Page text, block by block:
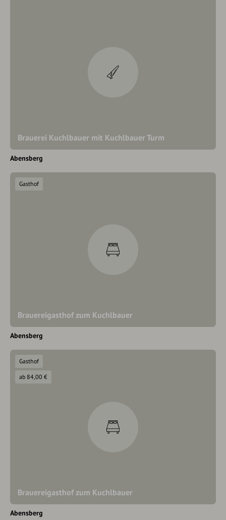
Brauerei Kuchlbauer mit Kuchlbauer Turm
Abensberg
Brauereigasthof zum Kuchlbauer
Gasthof
Abensberg
Brauereigasthof zum Kuchlbauer
Gasthof
ab 84,00 €
Abensberg